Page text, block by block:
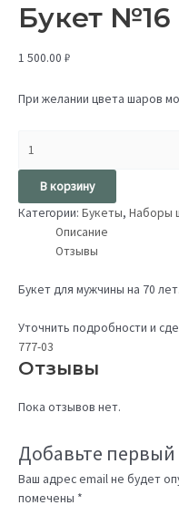
Букет №16
1 500.00 ₽
При желании цвета шаров
В корзину
Категории: Букеты, Наборы
Описание
Отзывы
Букет для мужчины на 70
Уточнить подробности и
777-03
Отзывы
Пока отзывов нет.
Добавьте
Ваш адрес email не будет
помечены *